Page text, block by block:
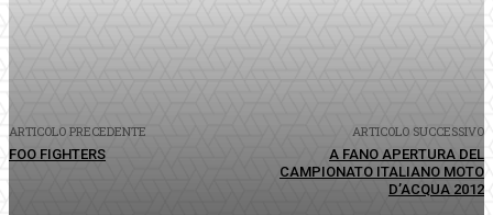
ARTICOLO PRECEDENTE
FOO FIGHTERS
ARTICOLO SUCCESSIVO
A FANO APERTURA DEL
CAMPIONATO ITALIANO MOTO
D’ACQUA 2012